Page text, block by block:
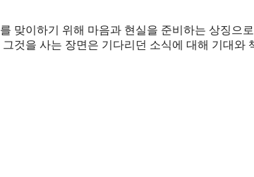
맞이하기 위해 마음과 현실을 준비하는 상징으
것을 사는 장면은 기다리던 소식에 대해 기대와